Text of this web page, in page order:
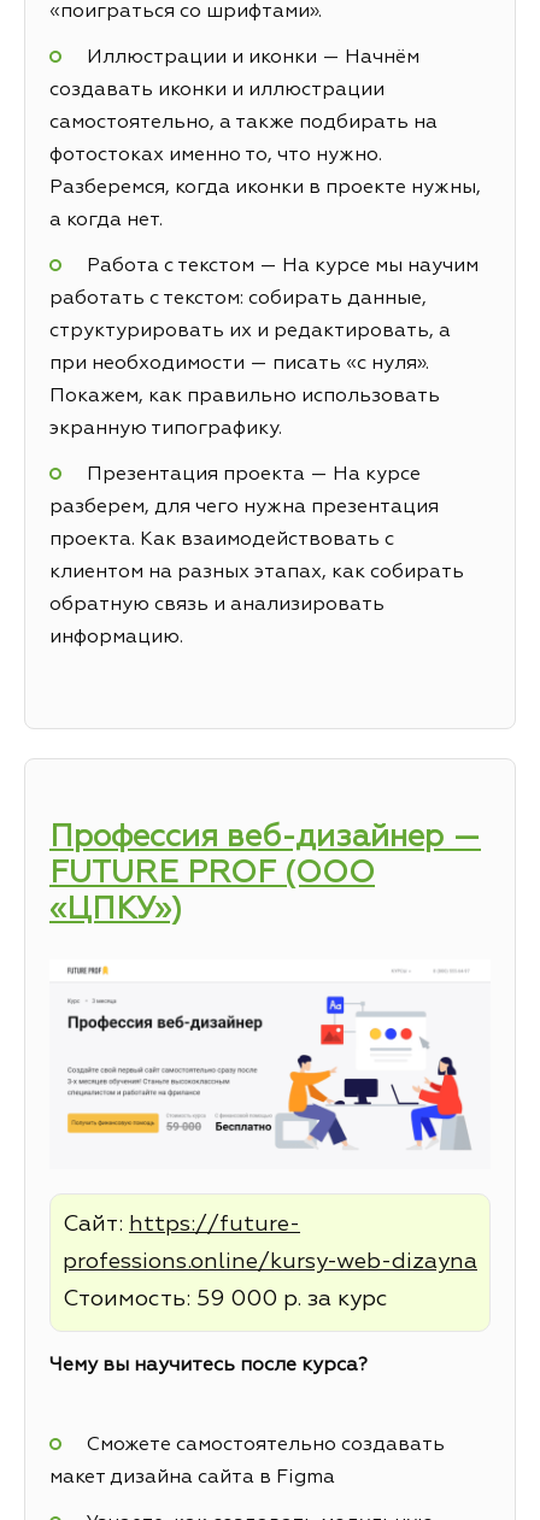
«поиграться со шрифтами».
Иллюстрации и иконки — Начнём
создавать иконки и иллюстрации
самостоятельно, а также подбирать на
фотостоках именно то, что нужно.
Разберемся, когда иконки в проекте нужны,
а когда нет.
Работа с текстом — На курсе мы научим
работать с текстом: собирать данные,
структурировать их и редактировать, а
при необходимости — писать «с нуля».
Покажем, как правильно использовать
экранную типографику.
Презентация проекта — На курсе
разберем, для чего нужна презентация
проекта. Как взаимодействовать с
клиентом на разных этапах, как собирать
обратную связь и анализировать
информацию.
Профессия веб-дизайнер —
FUTURE PROF (ООО
«ЦПКУ»)
Сайт: https://future-
professions.online/kursy-web-dizayna
Стоимость: 59 000 р. за курс
Чему вы научитесь после курса?
Сможете самостоятельно создавать
макет дизайна сайта в Figma